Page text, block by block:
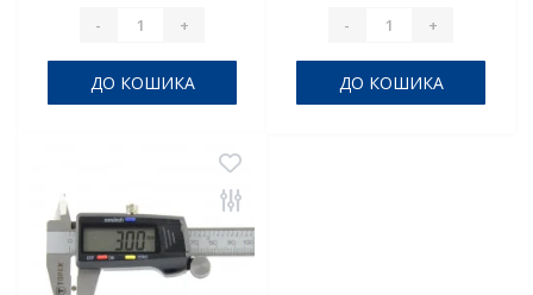
- +
ДО КОШИКА
- +
ДО КОШИКА